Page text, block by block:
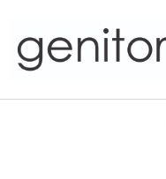
content